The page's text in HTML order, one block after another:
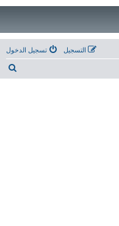
تسجيل الدخول التسجيل